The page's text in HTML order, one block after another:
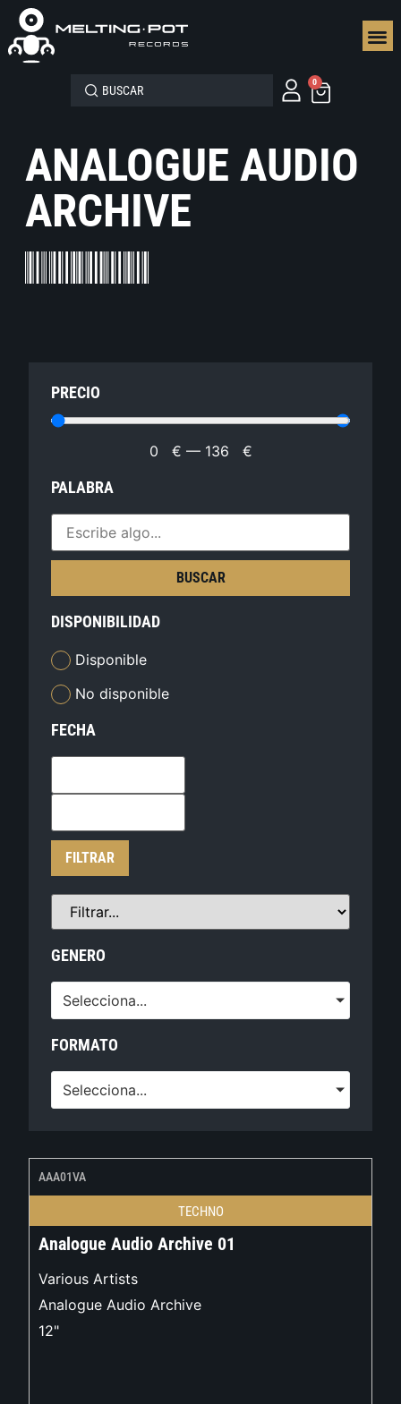
0
ANALOGUE AUDIO
ARCHIVE
PRECIO
0 € — 136 €
PALABRA
BUSCAR
DISPONIBILIDAD
Disponible
No disponible
FECHA
FILTRAR
GENERO
Selecciona...
FORMATO
Selecciona...
AAA01VA
TECHNO
Analogue Audio Archive 01
Various Artists
Analogue Audio Archive
12"